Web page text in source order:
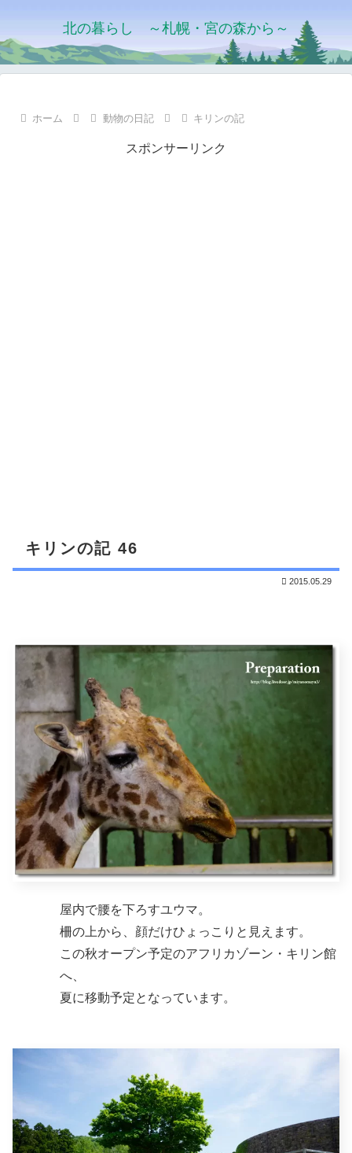
北の暮らし ～札幌・宮の森から～
ホーム 動物の日記 キリンの記
スポンサーリンク
キリンの記 46
2015.05.29
屋内で腰を下ろすユウマ。
柵の上から、顔だけひょっこりと見えます。
この秋オープン予定のアフリカゾーン・キリン館
へ、
夏に移動予定となっています。